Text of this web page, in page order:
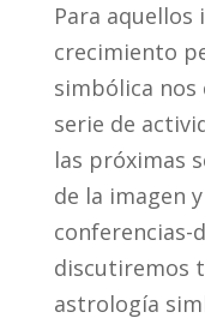
e
o
k
t
e
r
t
r
s
i
Para aquellos
crecimiento
simbólica nos
serie de
las próximas
de la imagen
conferencias-
discutiremos
astrología